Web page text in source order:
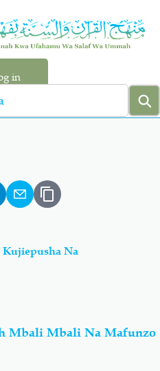
in
Hadiyth
Manhaj
Na
Mbali Mbali Na Mafunzo